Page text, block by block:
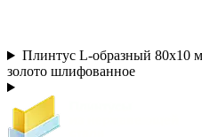
Плинтус L-образный 80х10
золото шлифованное